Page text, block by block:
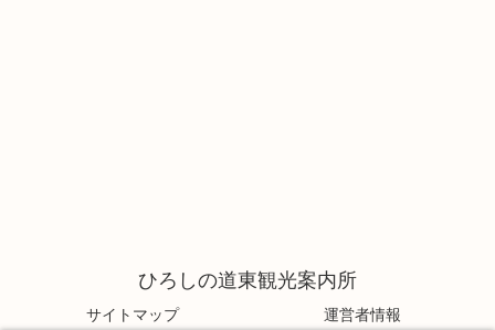
ひろしの道東観光案内所
サイトマップ 運営者情報